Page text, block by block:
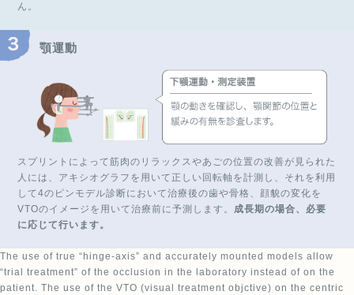
ん。
顎運動
スプリントによって筋肉のリラックスやあごの位置の改善が見られた
人には、アキシオグラフを用いて正しい回転軸を計測し、それを利用
して4のピンモデル診断において治療後の歯や骨格、顔貌の変化を
VTOのイメージを用いて治療前に予測します。 成長期の場合、必要
に応じて行います。
The use of true “hinge-axis” and accurately mounted models allow
“trial treatment” of the occlusion in the laboratory instead of on the
patient. The use of the VTO (visual treatment objctive) on the centric